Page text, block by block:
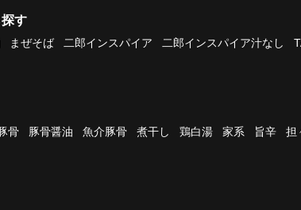
す
まぜそば 二郎インスパイア 二郎インスパイア汁なし
骨 豚骨醤油 魚介豚骨 煮干し 鶏白湯 家系 旨辛 担